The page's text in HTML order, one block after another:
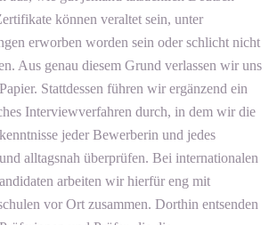
können veraltet sein, unter
erworben worden sein oder schlicht nicht
Aus genau diesem Grund verlassen wir uns
Stattdessen führen wir ergänzend ein
Interviewverfahren durch, in dem wir die
jeder Bewerberin und jedes
alltagsnah überprüfen. Bei internationalen
arbeiten wir hierfür eng mit
vor Ort zusammen. Dorthin entsenden